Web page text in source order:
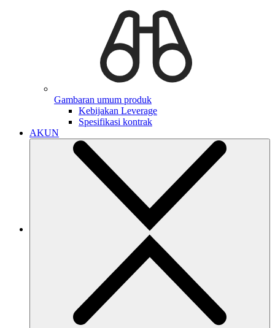
Gambaran umum produk
Kebijakan Leverage
Spesifikasi kontrak
AKUN